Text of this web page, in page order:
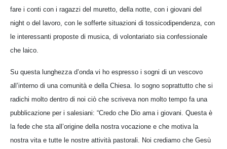
fare i conti con i ragazzi del muretto, della notte, con i giovani del
night o del lavoro, con le sofferte situazioni di tossicodipendenza, con
le interessanti proposte di musica, di volontariato sia confessionale
che laico.
Su questa lunghezza d’onda vi ho espresso i sogni di un vescovo
all’interno di una comunità e della Chiesa. Io sogno soprattutto che si
radichi molto dentro di noi ciò che scriveva non molto tempo fa una
pubblicazione per i salesiani: “Credo che Dio ama i giovani. Questa è
la fede che sta all’origine della nostra vocazione e che motiva la
nostra vita e tutte le nostre attività pastorali. Noi crediamo che Gesù